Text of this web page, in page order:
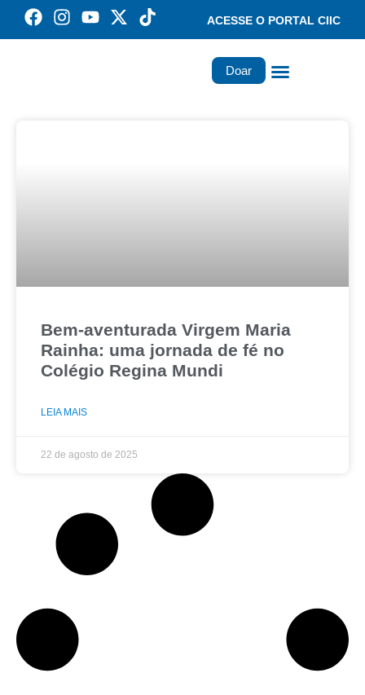
ACESSE O PORTAL CIIC
Doar
Bem-aventurada Virgem Maria
Rainha: uma jornada de fé no
Colégio Regina Mundi
LEIA MAIS
22 de agosto de 2025